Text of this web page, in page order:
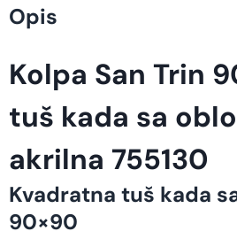
Opis
Kolpa San Trin
tuš kada sa
akrilna 755130
Kvadratna tuš kada
90×90